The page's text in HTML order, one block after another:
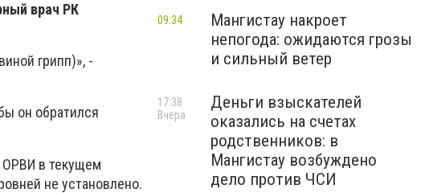
врач РК
грипп)», -
он обратился
ОРВИ в текущем
не установлено.
Мангистау накроет
непогода: ожидаются грозы
и сильный ветер
09:34
Деньги взыскателей
оказались на счетах
родственников: в
Мангистау возбуждено
дело против ЧСИ
17:38
Вчера